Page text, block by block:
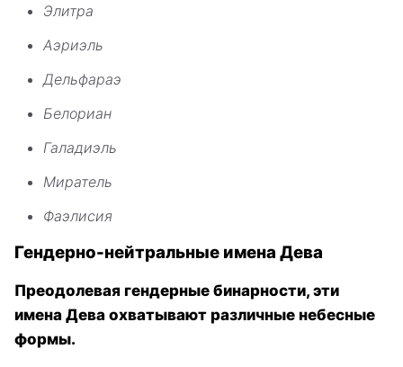
Элитра
Аэриэль
Дельфараэ
Белориан
Галадиэль
Миратель
Фаэлисия
Гендерно-нейтральные имена Дева
Преодолевая гендерные бинарности, эти
имена Дева охватывают различные небесные
формы.